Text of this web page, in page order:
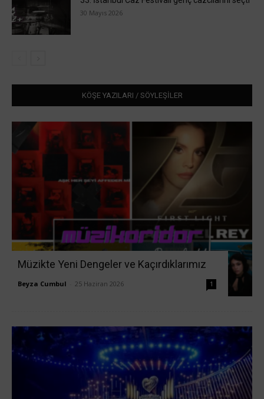
30 Mayıs 2026
KÖŞE YAZILARI / SÖYLEŞİLER
Müzikte Yeni Dengeler ve Kaçırdıklarımız
Beyza Cumbul 25 Haziran 2026 1